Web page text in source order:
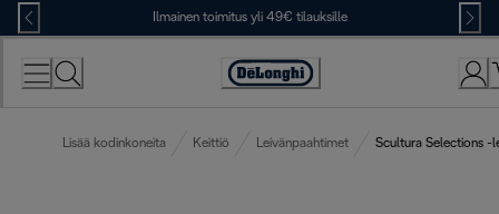
Skip
to
Content
Ilmainen toimitus yli 49€ tilauksille
Accessibility
Lisää kodinkoneita Keittiö Leivänpaahtimet Scultura Selections -